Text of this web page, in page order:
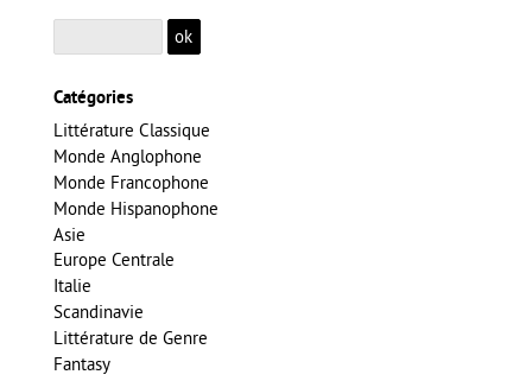
Catégories
Littérature Classique
Monde Anglophone
Monde Francophone
Monde Hispanophone
Asie
Europe Centrale
Italie
Scandinavie
Littérature de Genre
Fantasy